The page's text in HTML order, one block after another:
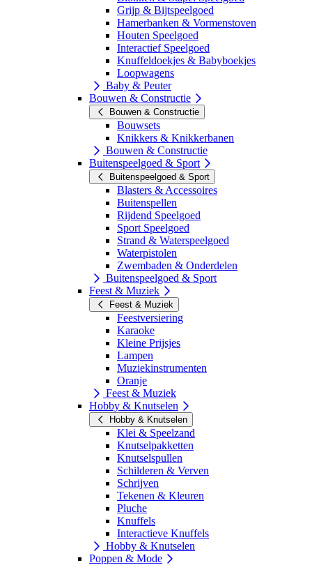
Grijp & Bijtspeelgoed
Hamerbanken & Vormenstoven
Houten Speelgoed
Interactief Speelgoed
Knuffeldoekjes & Babyboekjes
Loopwagens
Baby & Peuter
Bouwen & Constructie
Bouwen & Constructie
Bouwsets
Knikkers & Knikkerbanen
Bouwen & Constructie
Buitenspeelgoed & Sport
Buitenspeelgoed & Sport
Blasters & Accessoires
Buitenspellen
Rijdend Speelgoed
Sport Speelgoed
Strand & Waterspeelgoed
Waterpistolen
Zwembaden & Onderdelen
Buitenspeelgoed & Sport
Feest & Muziek
Feest & Muziek
Feestversiering
Karaoke
Kleine Prijsjes
Lampen
Muziekinstrumenten
Oranje
Feest & Muziek
Hobby & Knutselen
Hobby & Knutselen
Klei & Speelzand
Knutselpakketten
Knutselspullen
Schilderen & Verven
Schrijven
Tekenen & Kleuren
Pluche
Knuffels
Interactieve Knuffels
Hobby & Knutselen
Poppen & Mode